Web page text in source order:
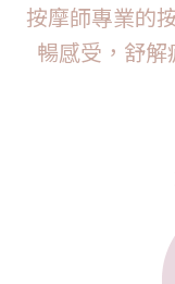
按摩師專業的
暢感受，舒